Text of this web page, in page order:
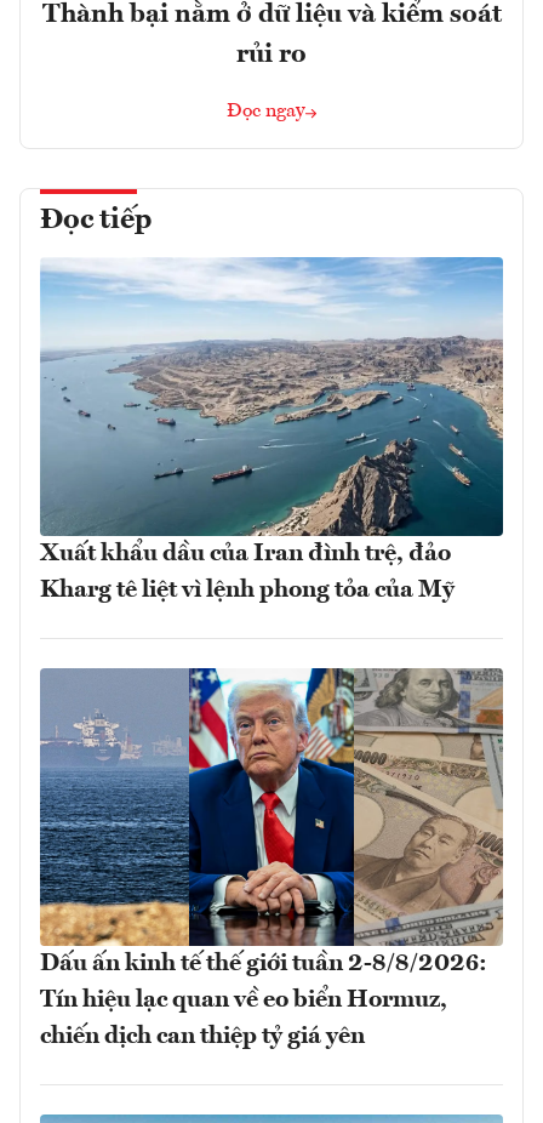
Thành bại nằm ở dữ liệu và kiểm soát
rủi ro
Đọc ngay
Đọc tiếp
Xuất khẩu dầu của Iran đình trệ, đảo
Kharg tê liệt vì lệnh phong tỏa của Mỹ
Dấu ấn kinh tế thế giới tuần 2-8/8/2026:
Tín hiệu lạc quan về eo biển Hormuz,
chiến dịch can thiệp tỷ giá yên